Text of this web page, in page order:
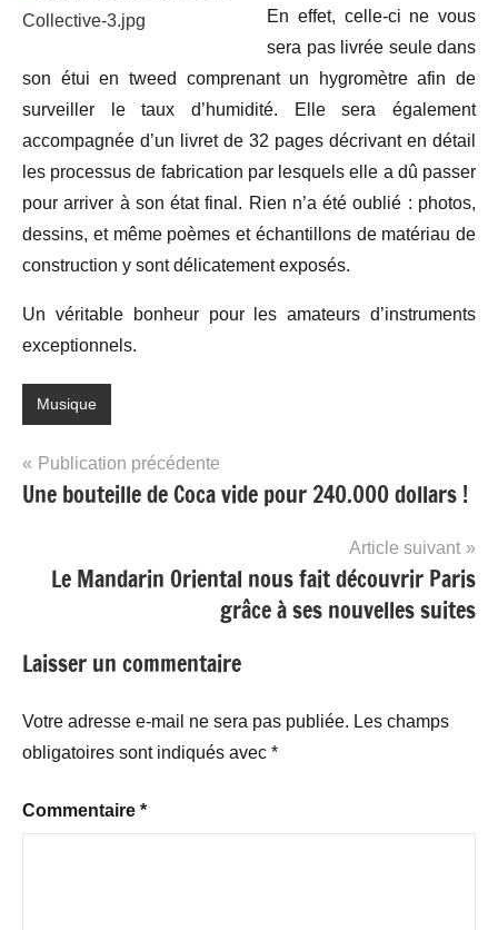
En effet, celle-ci ne vous
sera pas livrée seule dans
son étui en tweed comprenant un hygromètre afin de
surveiller le taux d’humidité. Elle sera également
accompagnée d’un livret de 32 pages décrivant en détail
les processus de fabrication par lesquels elle a dû passer
pour arriver à son état final. Rien n’a été oublié : photos,
dessins, et même poèmes et échantillons de matériau de
construction y sont délicatement exposés.
Un véritable bonheur pour les amateurs d’instruments
exceptionnels.
Musique
Navigation
de
Publication précédente
Une bouteille de Coca vide pour 240.000 dollars !
Article suivant
Le Mandarin Oriental nous fait découvrir Paris
grâce à ses nouvelles suites
Laisser un commentaire
Votre adresse e-mail ne sera pas publiée. Les champs
obligatoires sont indiqués avec *
Commentaire *